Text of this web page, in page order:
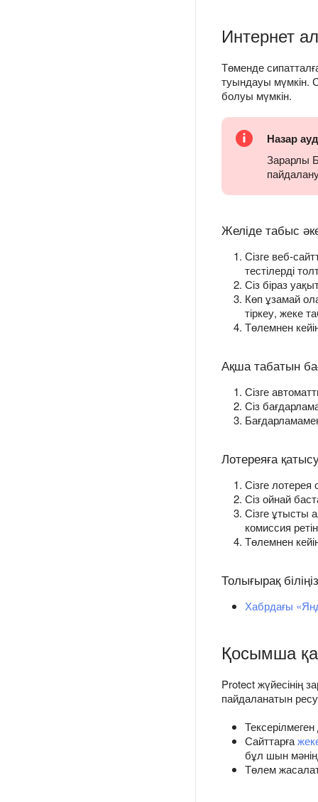
Интернет
Төменде
туындауы мүмкін.
болуы мүмкін.
Назар
Зарарлы
Желіде табыс
Сізге веб-
тестілерді
Сіз біраз
Көп ұзамай
тіркеу, жеке
Төлемнен
Ақша табатын
Сізге
Сіз
Лотереяға
Сізге
Сіз ойнай
Сізге ұтысты
комиссия
Төлемнен
Толығырақ біліңіз
Хабрдағы
Қосымша
Protect жүйесінің
пайдаланатын
Сайттарға
бұл шын
Төлем